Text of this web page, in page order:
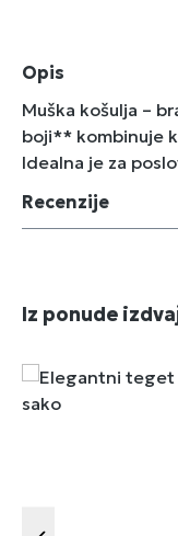
Opis
Muška košulja –
boji** kombinuje
Idealna je za
Recenzije
Preskoči galeriju
Iz ponude